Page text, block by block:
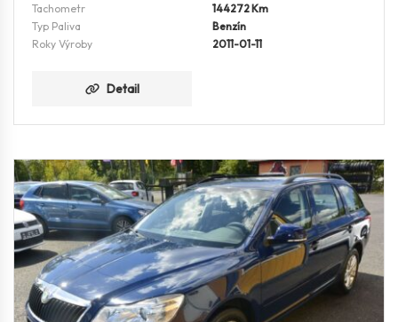
Tachometr
144272 Km
Typ Paliva
Benzín
Roky Výroby
2011-01-11
Detail